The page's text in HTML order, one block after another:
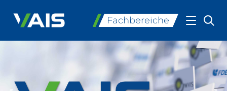
Fachbereiche
Der Verband